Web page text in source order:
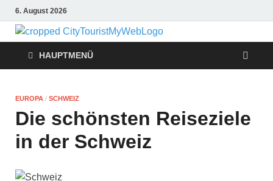
6. August 2026
Reise
Tipps
Urlaub, Ferien, Flüge,
HAUPTMENÜ
EUROPA / SCHWEIZ
Die schönsten Reiseziele
in der Schweiz